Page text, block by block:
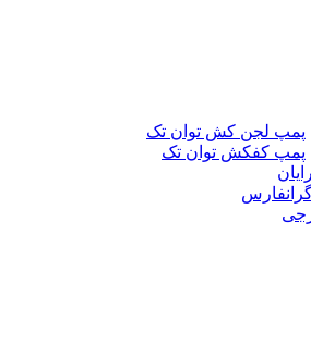
پمپ لجن کش توان تک
پمپ کفکش توان تک